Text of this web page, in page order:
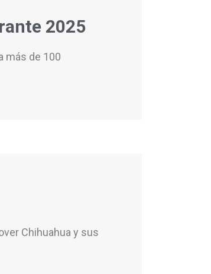
2025
más de 100
Chihuahua y sus